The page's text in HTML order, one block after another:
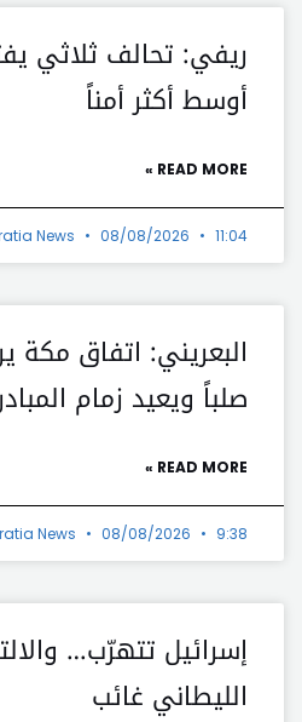
ريفي: تحالف ثلاثي
أوسط أكثر أمناً
READ MORE »
News 08/08/2026 11:04 ص
البعريني: اتفاق مكة
صلباً ويعيد زمام
READ MORE »
News 08/08/2026 9:38 ص
إسرائيل تتهرّب…
الليطاني غائب